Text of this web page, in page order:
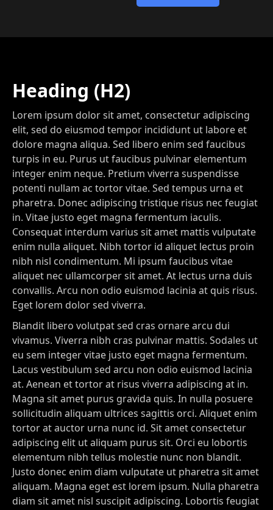
Heading (H2)
Lorem ipsum dolor sit amet, consectetur adipiscing
elit, sed do eiusmod tempor incididunt ut labore et
dolore magna aliqua. Sed libero enim sed faucibus
turpis in eu. Purus ut faucibus pulvinar elementum
integer enim neque. Pretium viverra suspendisse
potenti nullam ac tortor vitae. Sed tempus urna et
pharetra. Donec adipiscing tristique risus nec feugiat
in. Vitae justo eget magna fermentum iaculis.
Consequat interdum varius sit amet mattis vulputate
enim nulla aliquet. Nibh tortor id aliquet lectus proin
nibh nisl condimentum. Mi ipsum faucibus vitae
aliquet nec ullamcorper sit amet. At lectus urna duis
convallis. Arcu non odio euismod lacinia at quis risus.
Eget lorem dolor sed viverra.
Blandit libero volutpat sed cras ornare arcu dui
vivamus. Viverra nibh cras pulvinar mattis. Sodales ut
eu sem integer vitae justo eget magna fermentum.
Lacus vestibulum sed arcu non odio euismod lacinia
at. Aenean et tortor at risus viverra adipiscing at in.
Magna sit amet purus gravida quis. In nulla posuere
sollicitudin aliquam ultrices sagittis orci. Aliquet enim
tortor at auctor urna nunc id. Sit amet consectetur
adipiscing elit ut aliquam purus sit. Orci eu lobortis
elementum nibh tellus molestie nunc non blandit.
Justo donec enim diam vulputate ut pharetra sit amet
aliquam. Magna eget est lorem ipsum. Nulla pharetra
diam sit amet nisl suscipit adipiscing. Lobortis feugiat